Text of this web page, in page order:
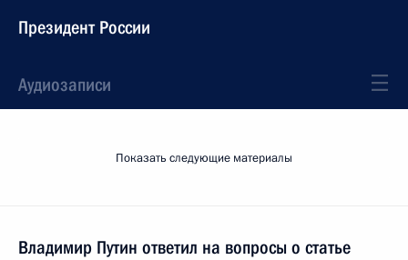
Президент России
Аудиозаписи
Показать следующие материалы
Владимир Путин ответил на вопросы о статье